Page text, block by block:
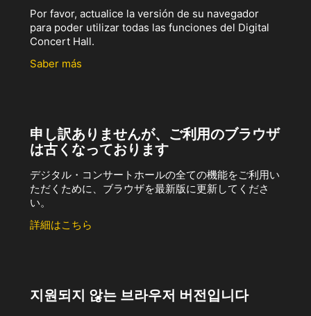
Por favor, actualice la versión de su navegador
para poder utilizar todas las funciones del Digital
Concert Hall.
Saber más
申し訳ありませんが、ご利用のブラウザ
は古くなっております
デジタル・コンサートホールの全ての機能をご利用い
ただくために、ブラウザを最新版に更新してくださ
い。
詳細はこちら
지원되지 않는 브라우저 버전입니다